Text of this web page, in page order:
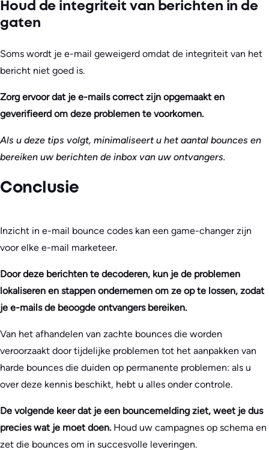
Houd de integriteit van berichten in de
gaten
Soms wordt je e-mail geweigerd omdat de integriteit van het
bericht niet goed is.
Zorg ervoor dat je e-mails correct zijn opgemaakt en
geverifieerd om deze problemen te voorkomen.
Als u deze tips volgt, minimaliseert u het aantal bounces en
bereiken uw berichten de inbox van uw ontvangers.
Conclusie
Inzicht in e-mail bounce codes kan een game-changer zijn
voor elke e-mail marketeer.
Door deze berichten te decoderen, kun je de problemen
lokaliseren en stappen ondernemen om ze op te lossen, zodat
je e-mails de beoogde ontvangers bereiken.
Van het afhandelen van zachte bounces die worden
veroorzaakt door tijdelijke problemen tot het aanpakken van
harde bounces die duiden op permanente problemen: als u
over deze kennis beschikt, hebt u alles onder controle.
De volgende keer dat je een bouncemelding ziet, weet je dus
precies wat je moet doen. Houd uw campagnes op schema en
zet die bounces om in succesvolle leveringen.